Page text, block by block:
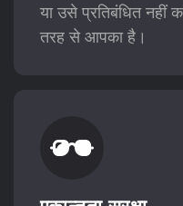
या उसे प्रतिबंधित
तरह से आपका है।